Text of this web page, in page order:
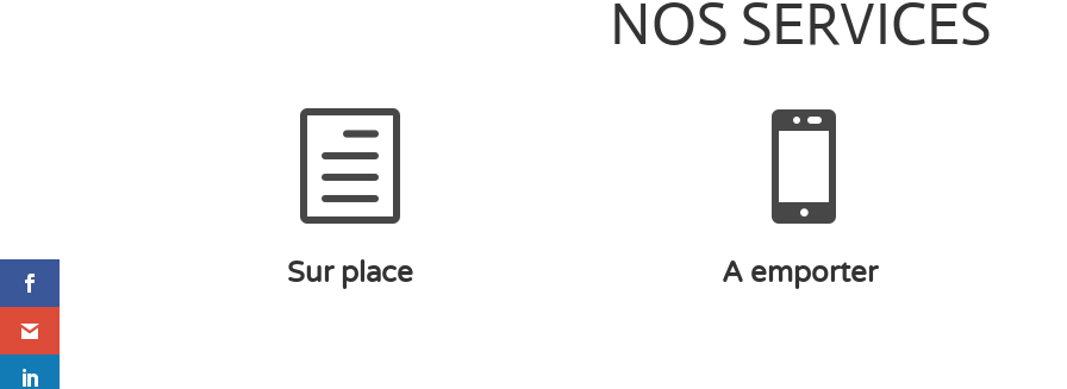
NOS SERVICES
h
Sur place

A emporter